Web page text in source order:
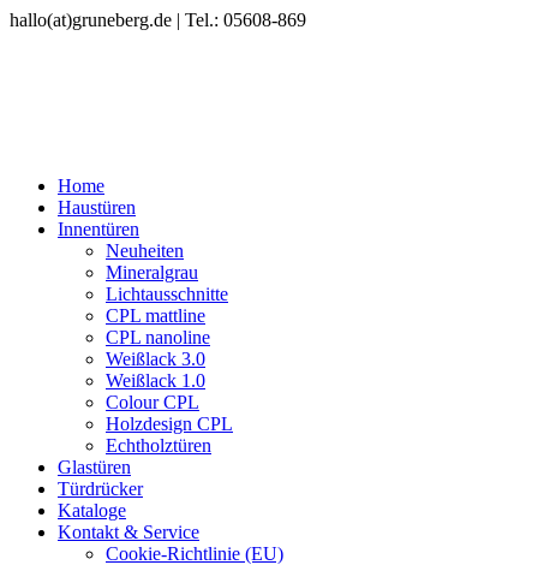
hallo(at)gruneberg.de | Tel.: 05608-869
Home
Haustüren
Innentüren
Neuheiten
Mineralgrau
Lichtausschnitte
CPL mattline
CPL nanoline
Weißlack 3.0
Weißlack 1.0
Colour CPL
Holzdesign CPL
Echtholztüren
Glastüren
Türdrücker
Kataloge
Kontakt & Service
Cookie-Richtlinie (EU)